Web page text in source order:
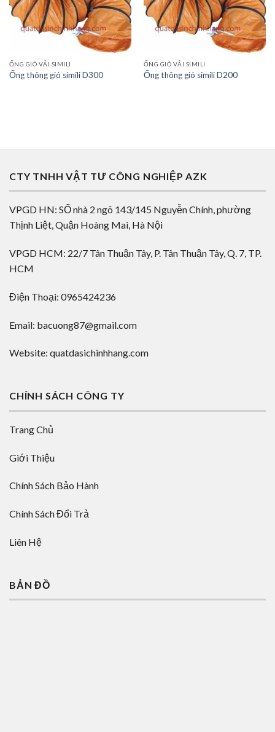
ỐNG GIÓ VẢI SIMILI
Ống thông gió simili D300
ỐNG GIÓ VẢI SIMILI
Ống thông gió simili D200
CTY TNHH VẬT TƯ CÔNG NGHIỆP AZK
VPGD HN: SỐ nhà 2 ngõ 143/145 Nguyễn Chính, phường
Thịnh Liệt, Quận Hoàng Mai, Hà Nội
VPGD HCM: 22/7 Tân Thuận Tây, P. Tân Thuận Tây, Q. 7, TP.
HCM
Điện Thoại: 0965424236
Email: bacuong87@gmail.com
Website: quatdasichinhhang.com
CHÍNH SÁCH CÔNG TY
Trang Chủ
Giới Thiệu
Chính Sách Bảo Hành
Chính Sách Đổi Trả
Liên Hệ
BẢN ĐỒ